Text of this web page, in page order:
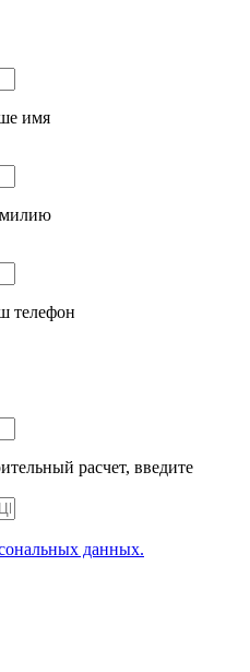
имя
телефон
расчет, введите
данных.